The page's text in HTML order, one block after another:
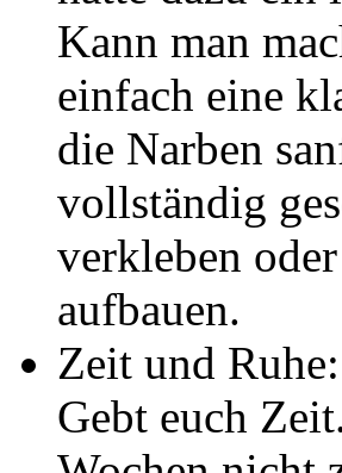
Kann man
einfach eine
die Narben
vollständig
verkleben
aufbauen.
Zeit und
Gebt euch